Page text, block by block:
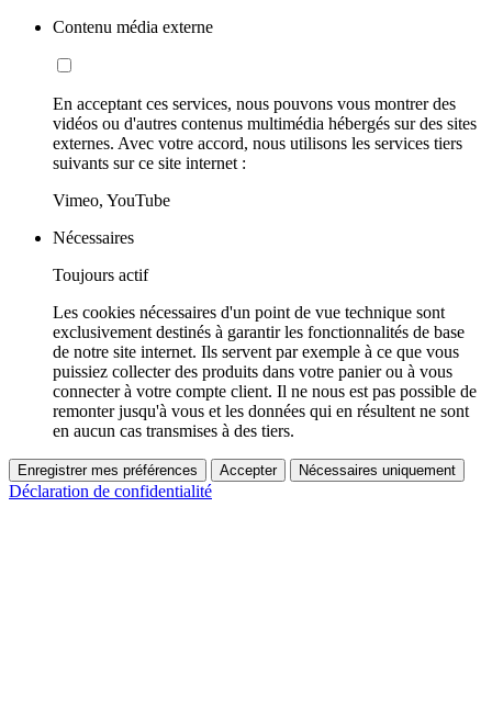
Contenu média externe
En acceptant ces services, nous pouvons vous montrer des
vidéos ou d'autres contenus multimédia hébergés sur des sites
externes. Avec votre accord, nous utilisons les services tiers
suivants sur ce site internet :
Vimeo, YouTube
Nécessaires
Toujours actif
Les cookies nécessaires d'un point de vue technique sont
exclusivement destinés à garantir les fonctionnalités de base
de notre site internet. Ils servent par exemple à ce que vous
puissiez collecter des produits dans votre panier ou à vous
connecter à votre compte client. Il ne nous est pas possible de
remonter jusqu'à vous et les données qui en résultent ne sont
en aucun cas transmises à des tiers.
Enregistrer mes préférences Accepter Nécessaires uniquement
Déclaration de confidentialité